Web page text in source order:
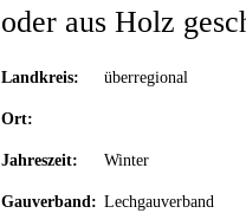
oder aus Holz
Landkreis: überregional
Ort:
Jahreszeit: Winter
Gauverband: Lechgauverband